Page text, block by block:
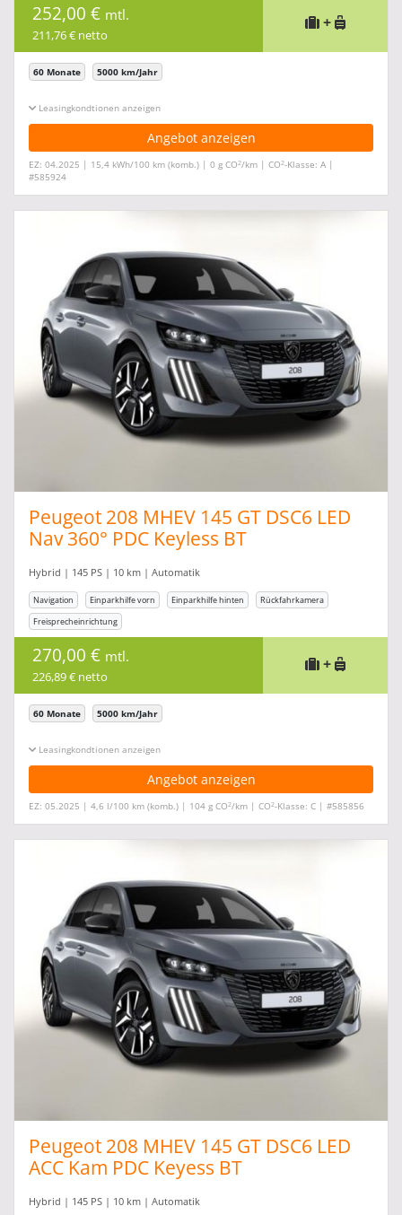
252,00 € mtl.
211,76 € netto
+
60 Monate 5000 km/Jahr
Leasingkonditionen ein-/ausblenden
Angebot anzeigen
EZ: 04.2025 | 15,4 kWh/100 km (komb.) | 0 g CO2/km | CO2-Klasse: A |
#585924
Peugeot 208 MHEV 145 GT DSC6 LED
Nav 360° PDC Keyless BT
Hybrid | 145 PS | 10 km | Automatik
Navigation Einparkhilfe vorn Einparkhilfe hinten
Rückfahrkamera
Freisprecheinrichtung
270,00 € mtl.
226,89 € netto
+
60 Monate 5000 km/Jahr
Leasingkonditionen ein-/ausblenden
Angebot anzeigen
EZ: 05.2025 | 4,6 l/100 km (komb.) | 104 g CO2/km | CO2-Klasse: C | #585856
Peugeot 208 MHEV 145 GT DSC6 LED
ACC Kam PDC Keyess BT
Hybrid | 145 PS | 10 km | Automatik